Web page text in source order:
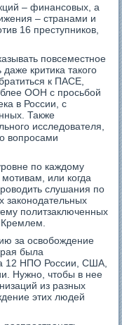
– финансовых, а
– странами и
16 преступников,
повсеместное
критика такого
к ПАСЕ,
ООН с просьбой
в России, с
Также
исследователя,
вопросами
по каждому
или когда
слушания по
законодательных
политзаключенных
за освобождение
была
12 НПО России, США,
Нужно, чтобы в нее
из разных
этих людей